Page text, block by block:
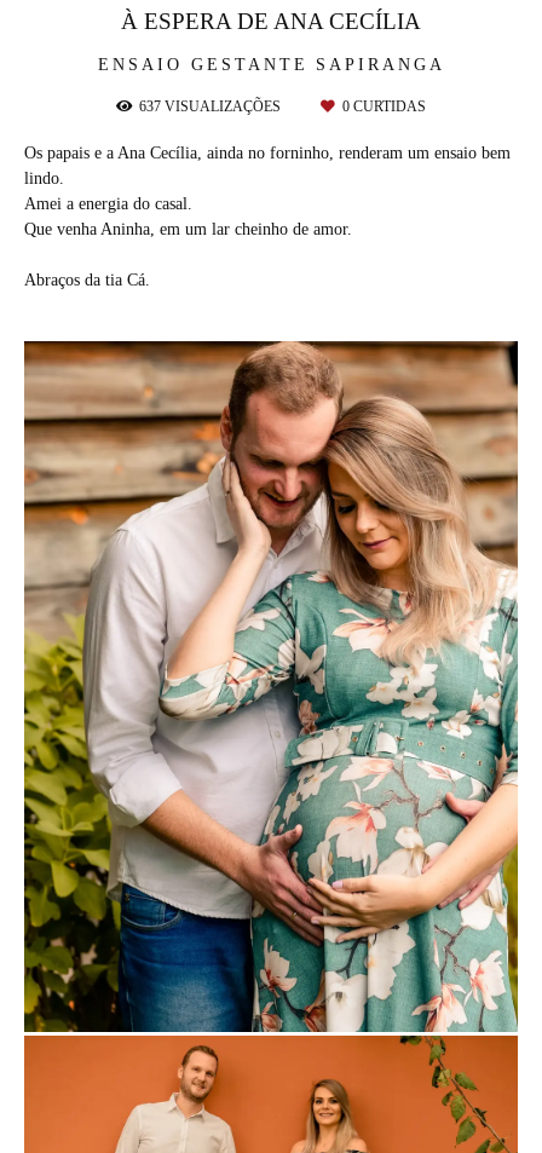
ENSAIO GESTANTE SAPIRANGA
À ESPERA DE ANA CECÍLIA
637 VISUALIZAÇÕES 0 CURTIDAS
Os papais e a Ana Cecília, ainda no forninho, renderam um ensaio bem
lindo.
Amei a energia do casal.
Que venha Aninha, em um lar cheinho de amor.
Abraços da tia Cá.